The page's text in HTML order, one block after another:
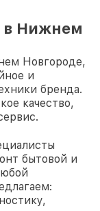
в Нижнем
Новгороде,
и
бренда.
качество,
бытовой и